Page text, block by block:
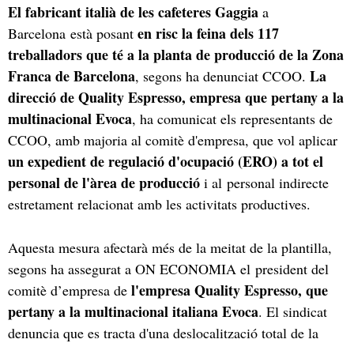
El fabricant italià de les cafeteres Gaggia a
Barcelona està posant en risc la feina dels 117
treballadors que té a la planta de producció de la Zona
Franca de Barcelona, segons ha denunciat CCOO. La
direcció de Quality Espresso, empresa que pertany a la
multinacional Evoca, ha comunicat els representants de
CCOO, amb majoria al comitè d'empresa, que vol aplicar
un expedient de regulació d'ocupació (ERO) a tot el
personal de l'àrea de producció i al personal indirecte
estretament relacionat amb les activitats productives.
Aquesta mesura afectarà més de la meitat de la plantilla,
segons ha assegurat a ON ECONOMIA el president del
comitè d’empresa de l'empresa Quality Espresso, que
pertany a la multinacional italiana Evoca. El sindicat
denuncia que es tracta d'una deslocalització total de la